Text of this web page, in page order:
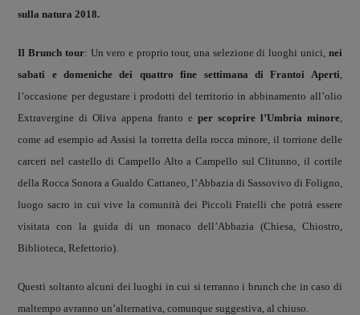
sulla natura 2018.
Il Brunch tour: Un vero e proprio tour, una selezione di luoghi unici, nei
sabati e domeniche dei quattro fine settimana di Frantoi Aperti
l’occasione per degustare i prodotti del territorio in abbinamento all’olio
Extravergine di Oliva appena franto e per scoprire l’Umbria minore,
come ad esempio ad Assisi la torretta della rocca minore, il torrione delle
carceri nel castello di Campello Alto a Campello sul Clitunno, il cortile
della Rocca Sonora a Gualdo Cattaneo, l’Abbazia di Sassovivo di Foligno,
luogo sacro in cui vive la comunità dei Piccoli Fratelli che potrà essere
visitata con la guida di un monaco dell’Abbazia (Chiesa, Chiostro,
Biblioteca, Refettorio).
Questi soltanto alcuni dei luoghi in cui si terranno i brunch che in caso di
maltempo avranno un’alternativa, comunque suggestiva, al chiuso.